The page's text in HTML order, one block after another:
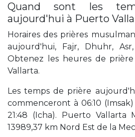
Quand sont les
aujourd'hui à Puerto
Horaires des prières
aujourd'hui, Fajr, Dhuhr,
Obtenez les heures de
Vallarta.
Les temps de prière
commenceront à 06:10
21:48 (Icha). Puerto Vallarta
13989,37 km Nord Est de la